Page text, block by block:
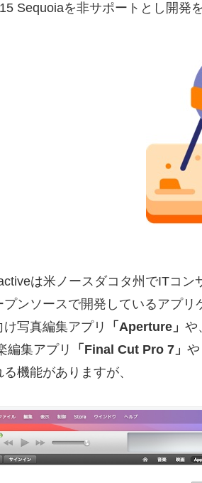
Sequoiaを非サポートとし開発
は米ノースダコタ州でITコン
プンソースで開発しているアプ
け写真編集アプリ
「Aperture」 や
編集アプリ
「Final Cut Pro 7」 や
る機能がありますが、